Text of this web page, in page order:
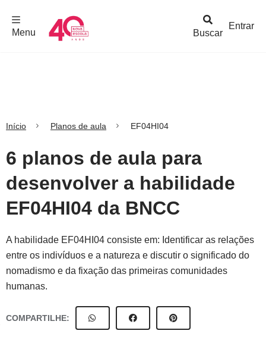
Buscar
Menu
Entrar
Início Planos de aula EF04HI04
6 planos de aula para
desenvolver a habilidade
EF04HI04 da BNCC
A habilidade EF04HI04 consiste em: Identificar as relações
entre os indivíduos e a natureza e discutir o significado do
nomadismo e da fixação das primeiras comunidades
humanas.
COMPARTILHE: